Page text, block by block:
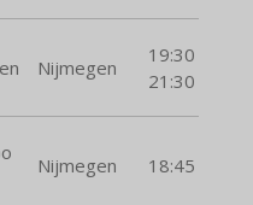
Nijmegen
19:30 -
21:30
Nijmegen 18:45